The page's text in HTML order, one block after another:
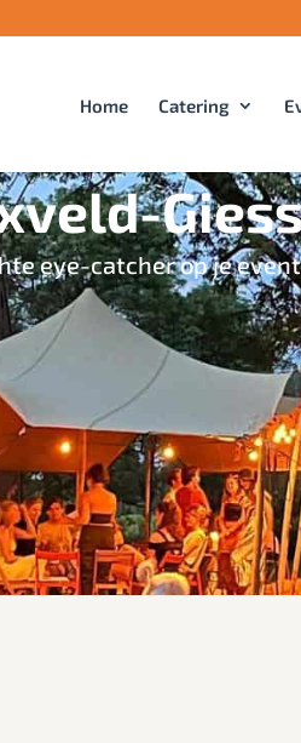
Home Catering
eye-catcher op je event